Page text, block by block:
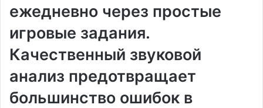
ежедневно через простые
игровые задания.
Качественный звуковой
анализ предотвращает
большинство ошибок в